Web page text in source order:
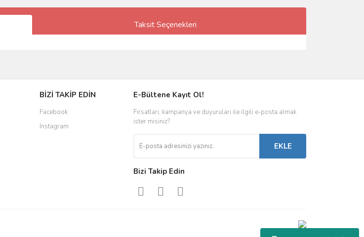
Taksit Seçenekleri
BİZİ TAKİP EDİN
Facebook
Instagram
E-Bültene Kayıt Ol!
Fırsatları, kampanya ve duyuruları ile ilgili e-posta almak
ister misiniz?
EKLE
Bizi Takip Edin